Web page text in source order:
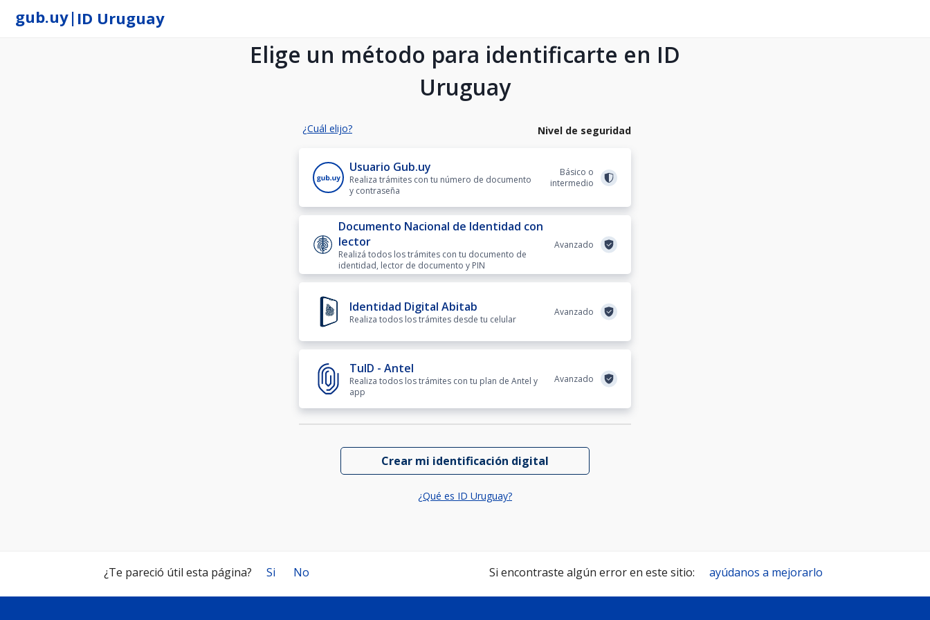
gub.uy| ID Uruguay
Elige un método para identificarte en ID
Uruguay
¿Cuál elijo? Nivel de seguridad
Usuario Gub.uy
Realiza trámites con tu número de documento
y contraseña
Básico o
intermedio
Documento Nacional de Identidad con
lector
Realizá todos los trámites con tu documento de
identidad, lector de documento y PIN
Avanzado
Identidad Digital Abitab
Realiza todos los trámites desde tu celular
Avanzado
TuID - Antel
Realiza todos los trámites con tu plan de Antel y
app
Avanzado
Crear mi identificación digital
¿Qué es ID Uruguay?
¿Te pareció útil esta página? Si No Si encontraste algún error en este sitio: ayúdanos a mejorarlo